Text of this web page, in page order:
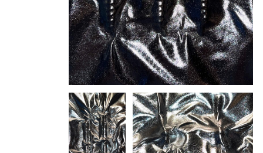
180 х 75 х 75 см
УКРОЩЕНИЕ ХАОСА
2024
ПЕРЕЗВОН ВЕТРА